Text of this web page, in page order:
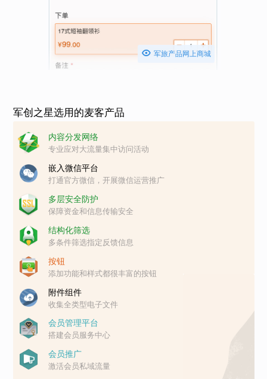
 军旅产品网上商城
军创之星选用的麦客产品
内容分发网络
专业应对大流量集中访问活动
嵌入微信平台
打通官方微信，开展微信运营推广
多层安全防护
保障资金和信息传输安全
结构化筛选
多条件筛选指定反馈信息
按钮
添加功能和样式都很丰富的按钮
附件组件
收集全类型电子文件
会员管理平台
搭建会员服务中心
会员推广
激活会员私域流量